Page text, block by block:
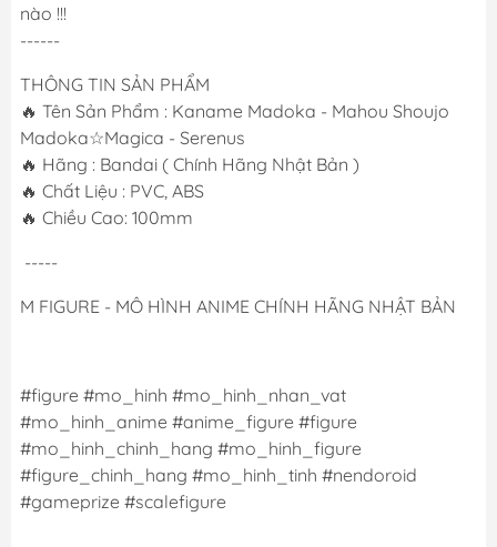
nào !!!
------
THÔNG TIN SẢN PHẨM
🔥 Tên Sản Phẩm : Kaname Madoka - Mahou Shoujo
Madoka☆Magica - Serenus
🔥 Hãng : Bandai ( Chính Hãng Nhật Bản )
🔥 Chất Liệu : PVC, ABS
🔥 Chiều Cao: 100mm
-----
M FIGURE - MÔ HÌNH ANIME CHÍNH HÃNG NHẬT BẢN
#figure #mo_hinh #mo_hinh_nhan_vat
#mo_hinh_anime #anime_figure #figure
#mo_hinh_chinh_hang #mo_hinh_figure
#figure_chinh_hang #mo_hinh_tinh #nendoroid
#gameprize #scalefigure